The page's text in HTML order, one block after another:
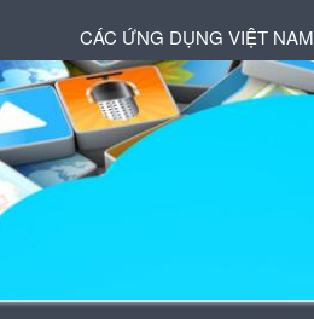
CÁC ỨNG DỤNG VIỆT NAM